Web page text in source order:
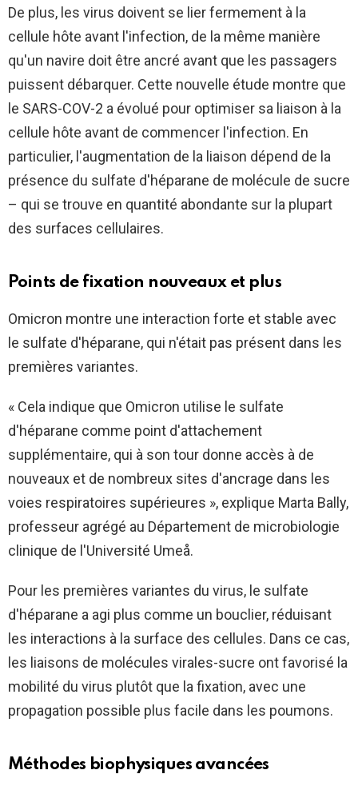
De plus, les virus doivent se lier fermement à la
cellule hôte avant l'infection, de la même manière
qu'un navire doit être ancré avant que les passagers
puissent débarquer. Cette nouvelle étude montre que
le SARS-COV-2 a évolué pour optimiser sa liaison à la
cellule hôte avant de commencer l'infection. En
particulier, l'augmentation de la liaison dépend de la
présence du sulfate d'héparane de molécule de sucre
– qui se trouve en quantité abondante sur la plupart
des surfaces cellulaires.
Points de fixation nouveaux et plus
Omicron montre une interaction forte et stable avec
le sulfate d'héparane, qui n'était pas présent dans les
premières variantes.
« Cela indique que Omicron utilise le sulfate
d'héparane comme point d'attachement
supplémentaire, qui à son tour donne accès à de
nouveaux et de nombreux sites d'ancrage dans les
voies respiratoires supérieures », explique Marta Bally,
professeur agrégé au Département de microbiologie
clinique de l'Université Umeå.
Pour les premières variantes du virus, le sulfate
d'héparane a agi plus comme un bouclier, réduisant
les interactions à la surface des cellules. Dans ce cas,
les liaisons de molécules virales-sucre ont favorisé la
mobilité du virus plutôt que la fixation, avec une
propagation possible plus facile dans les poumons.
Méthodes biophysiques avancées